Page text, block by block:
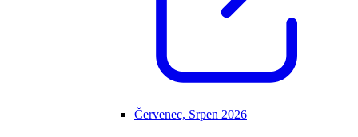
Červenec, Srpen 2026